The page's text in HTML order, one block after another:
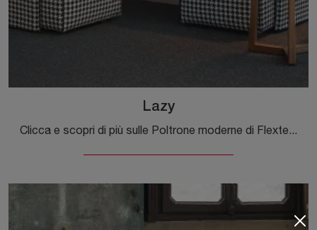
Lazy
Clicca e scopri di più sulle Poltrone moderne di Flexteam! Differenti modelli in tessuto, come Lazy, ti aspettano.